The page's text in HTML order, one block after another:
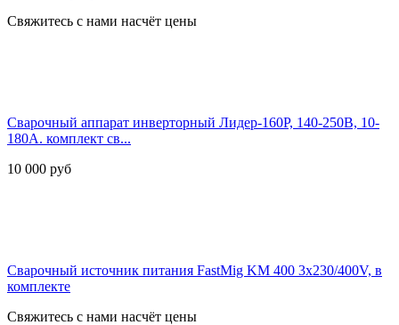
Свяжитесь с нами насчёт цены
Сварочный аппарат инверторный Лидер-160Р, 140-250В, 10-
180А. комплект св...
10 000 руб
Сварочный источник питания FastMig KM 400 3х230/400V, в
комплекте
Свяжитесь с нами насчёт цены